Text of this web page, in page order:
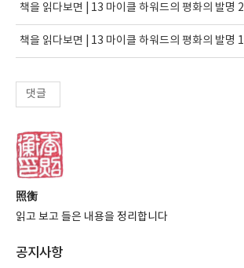
책을 읽다보면 | 13 마이클 하워드의 평화의 발명 2
책을 읽다보면 | 13 마이클 하워드의 평화의 발명 1
댓글
照衡
읽고 보고 들은 내용을 정리합니다
공지사항